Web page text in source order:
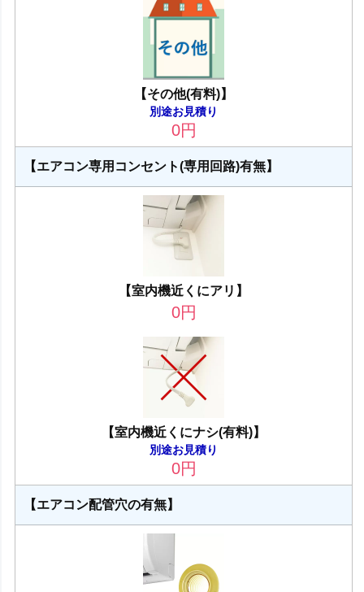
【その他(有料)】
別途お見積り
0円
【エアコン専用コンセント(専用回路)有無】
【室内機近くにアリ】
0円
【室内機近くにナシ(有料)】
別途お見積り
0円
【エアコン配管穴の有無】